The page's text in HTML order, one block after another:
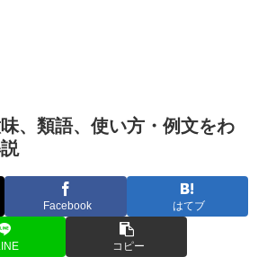
、類語、使い方・例文をわ
Facebook はてブ
コピー